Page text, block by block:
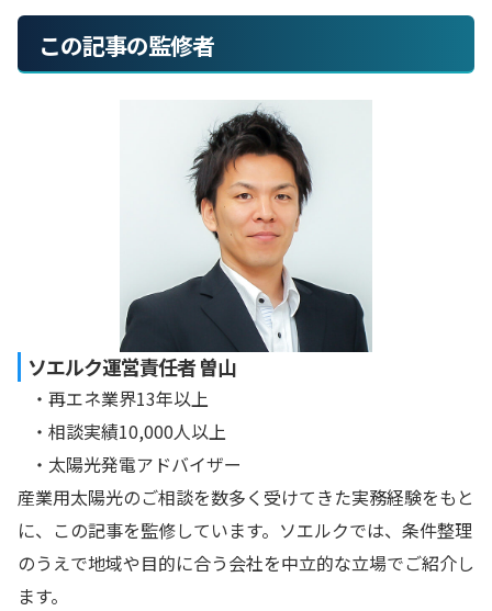
この記事の監修者
ソエルク運営責任者 曽山
・再エネ業界13年以上
・相談実績10,000人以上
・太陽光発電アドバイザー
産業用太陽光のご相談を数多く受けてきた実務経験をもと
に、この記事を監修しています。ソエルクでは、条件整理
のうえで地域や目的に合う会社を中立的な立場でご紹介し
ます。